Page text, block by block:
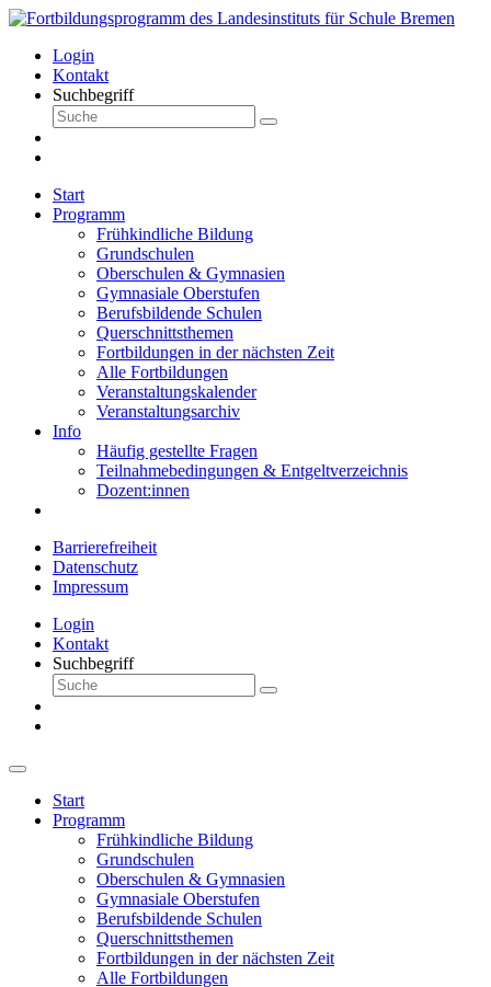
Login
Kontakt
Suchbegriff
Start
Programm
Frühkindliche Bildung
Grundschulen
Oberschulen & Gymnasien
Gymnasiale Oberstufen
Berufsbildende Schulen
Querschnittsthemen
Fortbildungen in der nächsten Zeit
Alle Fortbildungen
Veranstaltungskalender
Veranstaltungsarchiv
Info
Häufig gestellte Fragen
Teilnahmebedingungen & Entgeltverzeichnis
Dozent:innen
Barrierefreiheit
Datenschutz
Impressum
Login
Kontakt
Suchbegriff
Start
Programm
Frühkindliche Bildung
Grundschulen
Oberschulen & Gymnasien
Gymnasiale Oberstufen
Berufsbildende Schulen
Querschnittsthemen
Fortbildungen in der nächsten Zeit
Alle Fortbildungen